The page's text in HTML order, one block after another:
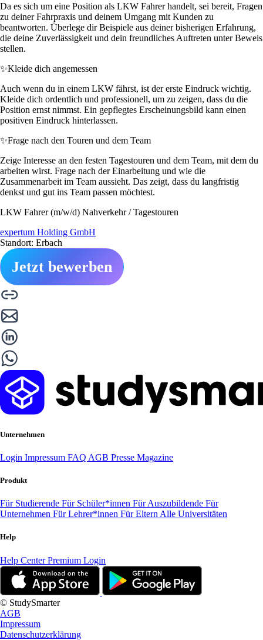
Da es sich um eine Position als LKW Fahrer handelt, sei bereit, Fragen
zu deiner Fahrpraxis und deinem Umgang mit Kunden zu
beantworten. Überlege dir Beispiele aus deiner bisherigen Erfahrung,
die deine Zuverlässigkeit und dein freundliches Auftreten unter Beweis
stellen.
✨Kleide dich angemessen
Auch wenn du in einem LKW fährst, ist der erste Eindruck wichtig.
Kleide dich ordentlich und professionell, um zu zeigen, dass du die
Position ernst nimmst. Ein gepflegtes Erscheinungsbild kann einen
positiven Eindruck hinterlassen.
✨Frage nach den Touren und dem Team
Zeige Interesse an den festen Tagestouren und dem Team, mit dem du
arbeiten wirst. Frage nach der Einarbeitung und wie die
Zusammenarbeit im Team aussieht. Das zeigt, dass du langfristig
denkst und gut ins Team passen möchtest.
LKW Fahrer (m/w/d) Nahverkehr / Tagestouren
expertum Holding GmbH
Standort: Erbach
Jetzt bewerben
Unternehmen
Login Impressum FAQ AGB Presse Magazine
Produkt
Für Studierende Für Schüler*innen Für Auszubildende Für
Unternehmen Für Lehrer*innen Für Eltern Alle Universitäten
Help
Help CenterPremium Login
© StudySmarter
AGB
Impressum
Datenschutzerklärung